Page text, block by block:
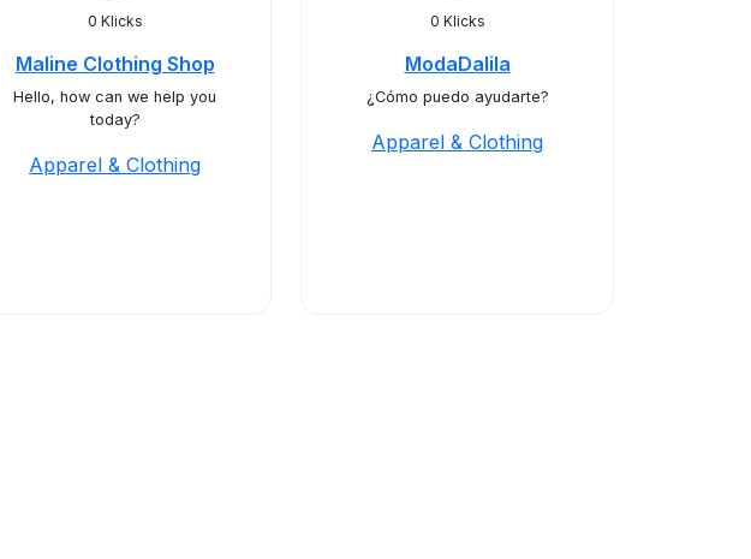
0 Klicks
Maline Clothing Shop
Hello, how can we help you
today?
Apparel & Clothing
0 Klicks
ModaDalila
¿Cómo puedo ayudarte?
Apparel & Clothing